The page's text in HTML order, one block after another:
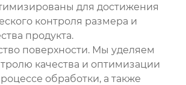
для достижения
контроля размера и
продукта.
поверхности. Мы уделяем
качества и оптимизации
обработки, а также